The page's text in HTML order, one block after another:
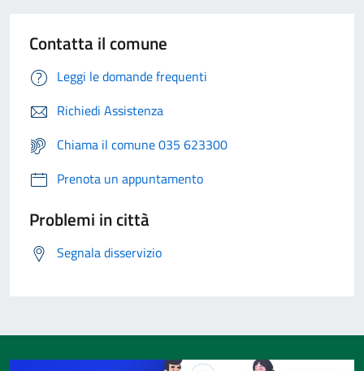
Contatta il comune
Leggi le domande frequenti
Richiedi Assistenza
Chiama il comune 035 623300
Prenota un appuntamento
Problemi in città
Segnala disservizio